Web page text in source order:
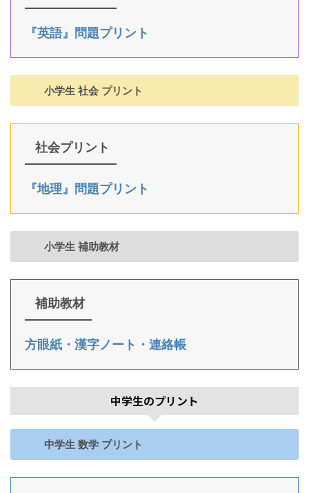
『英語』問題プリント
小学生 社会 プリント
社会プリント
『地理』問題プリント
小学生 補助教材
補助教材
方眼紙・漢字ノート・連絡帳
中学生のプリント
中学生 数学 プリント